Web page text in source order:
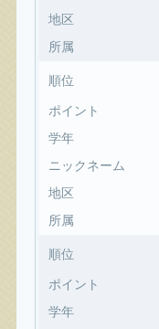
地区
所属
順位
ポイント
学年
ニックネーム
地区
所属
順位
ポイント
学年